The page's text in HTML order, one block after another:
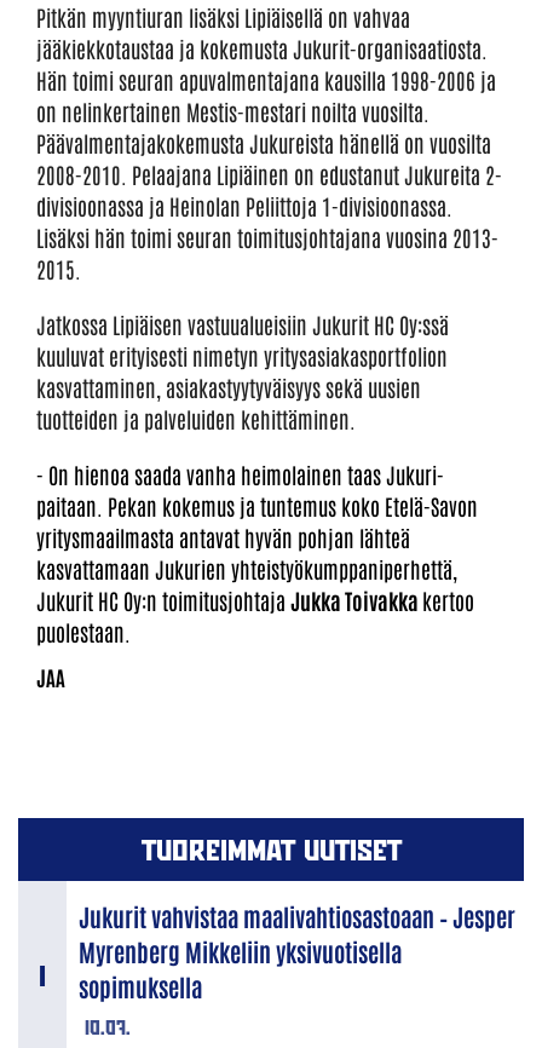
Pitkän myyntiuran lisäksi Lipiäisellä on vahvaa
jääkiekkotaustaa ja kokemusta Jukurit-organisaatiosta.
Hän toimi seuran apuvalmentajana kausilla 1998-2006 ja
on nelinkertainen Mestis-mestari noilta vuosilta.
Päävalmentajakokemusta Jukureista hänellä on vuosilta
2008-2010. Pelaajana Lipiäinen on edustanut Jukureita 2-
divisioonassa ja Heinolan Peliittoja 1-divisioonassa.
Lisäksi hän toimi seuran toimitusjohtajana vuosina 2013-
2015.
Jatkossa Lipiäisen vastuualueisiin Jukurit HC Oy:ssä
kuuluvat erityisesti nimetyn yritysasiakasportfolion
kasvattaminen, asiakastyytyväisyys sekä uusien
tuotteiden ja palveluiden kehittäminen.
- On hienoa saada vanha heimolainen taas Jukuri-
paitaan. Pekan kokemus ja tuntemus koko Etelä-Savon
yritysmaailmasta antavat hyvän pohjan lähteä
kasvattamaan Jukurien yhteistyökumppaniperhettä,
Jukurit HC Oy:n toimitusjohtaja Jukka Toivakka kertoo
puolestaan.
TUOREIMMAT UUTISET
10.07.
Jukurit vahvistaa maalivahtiosastoaan – Jesper
Myrenberg Mikkeliin yksivuotisella
sopimuksella